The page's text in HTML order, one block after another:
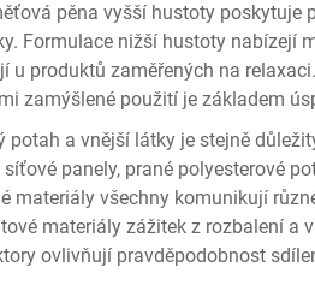
pěna vyšší hustoty poskytuje
Formulace nižší hustoty nabízejí
u produktů zaměřených na
zamýšlené použití je základem
potah a vnější látky je stejně
panely, prané polyesterové
materiály všechny komunikují
materiály zážitek z rozbalení a
ovlivňují pravděpodobnost